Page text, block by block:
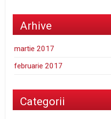
Arhive
martie 2017
februarie 2017
Categorii